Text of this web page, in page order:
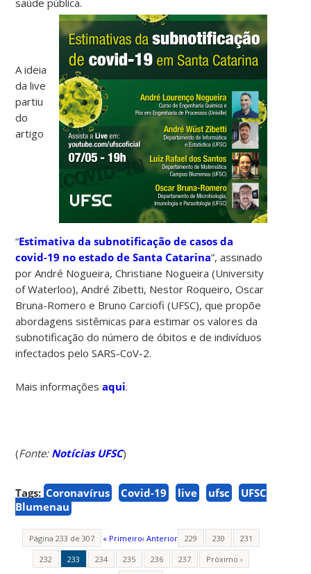
saúde pública.
A ideia
da live
partiu
do
artigo
“Estimativa da subnotificação de casos da
covid-19 no estado de Santa Catarina”, assinado
por André Nogueira, Christiane Nogueira (University
of Waterloo), André Zibetti, Nestor Roqueiro, Oscar
Bruna-Romero e Bruno Carciofi (UFSC), que propõe
abordagens sistêmicas para estimar os valores da
subnotificação do número de óbitos e de indivíduos
infectados pelo SARS-CoV-2.
Mais informaçõesaqui.
(Fonte: Notícias UFSC)
Tags: Coronavírus Covid-19 live ufsc
UFSC
Blumenau
Página 233 de 307 « Primeiro‹ Anterior 229 230
231
232
233 234 235 236 237
Próximo ›